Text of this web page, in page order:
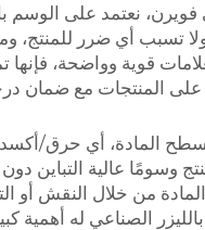
نعتمد على الوسم
ولا تسبب أي ضرر للمنتج،
قوية وواضحة،
المنتجات مع ضمان
المادة، أي حرق/
وسومًا عالية التباين
من خلال النقش أو
الصناعي له أهمية